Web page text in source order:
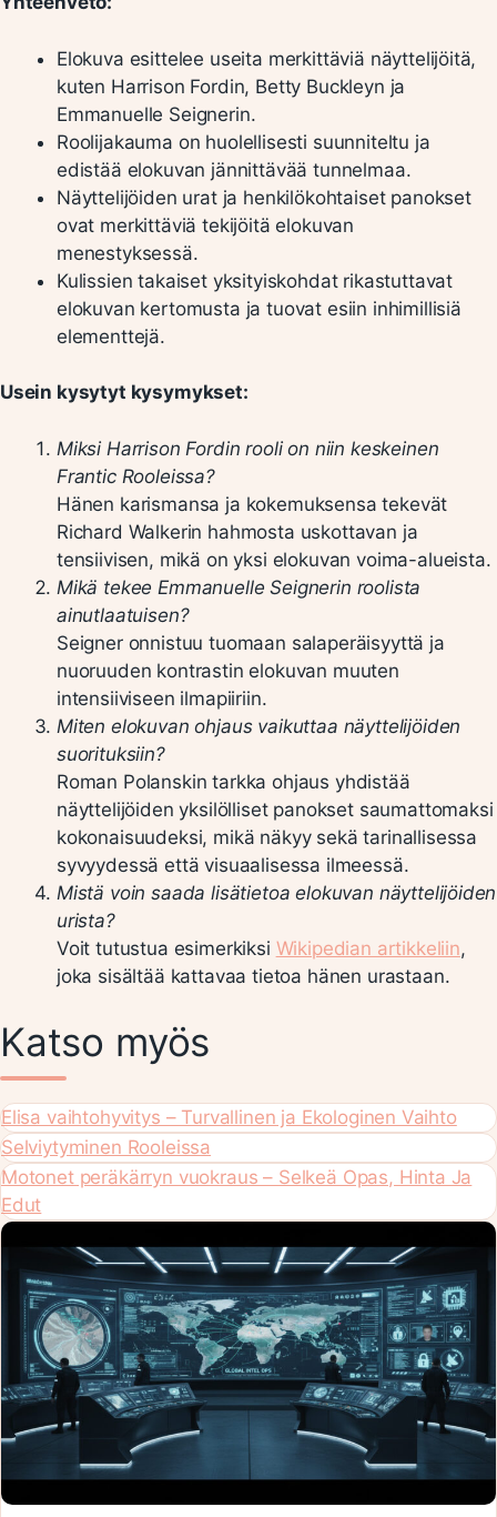
Elokuva esittelee useita merkittäviä näyttelijöitä,
kuten Harrison Fordin, Betty Buckleyn ja
Emmanuelle Seignerin.
Roolijakauma on huolellisesti suunniteltu ja
edistää elokuvan jännittävää tunnelmaa.
Näyttelijöiden urat ja henkilökohtaiset panokset
ovat merkittäviä tekijöitä elokuvan
menestyksessä.
Kulissien takaiset yksityiskohdat rikastuttavat
elokuvan kertomusta ja tuovat esiin inhimillisiä
elementtejä.
Usein kysytyt kysymykset:
Miksi Harrison Fordin rooli on niin keskeinen
Frantic Rooleissa?
Hänen karismansa ja kokemuksensa tekevät
Richard Walkerin hahmosta uskottavan ja
tensiivisen, mikä on yksi elokuvan voima-alueista.
Mikä tekee Emmanuelle Seignerin roolista
ainutlaatuisen?
Seigner onnistuu tuomaan salaperäisyyttä ja
nuoruuden kontrastin elokuvan muuten
intensiiviseen ilmapiiriin.
Miten elokuvan ohjaus vaikuttaa näyttelijöiden
suorituksiin?
Roman Polanskin tarkka ohjaus yhdistää
näyttelijöiden yksilölliset panokset saumattomaksi
kokonaisuudeksi, mikä näkyy sekä tarinallisessa
syvyydessä että visuaalisessa ilmeessä.
Mistä voin saada lisätietoa elokuvan näyttelijöiden
urista?
Voit tutustua esimerkiksi Wikipedian artikkeliin,
joka sisältää kattavaa tietoa hänen urastaan.
Katso myös
Elisa vaihtohyvitys – Turvallinen ja Ekologinen Vaihto
Selviytyminen Rooleissa
Motonet peräkärryn vuokraus – Selkeä Opas, Hinta Ja
Edut